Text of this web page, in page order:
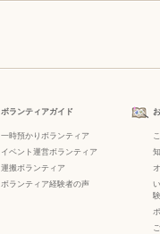
ボランティアガイド
一時預かりボランティア
イベント運営ボランティア
運搬ボランティア
ボランティア経験者の声